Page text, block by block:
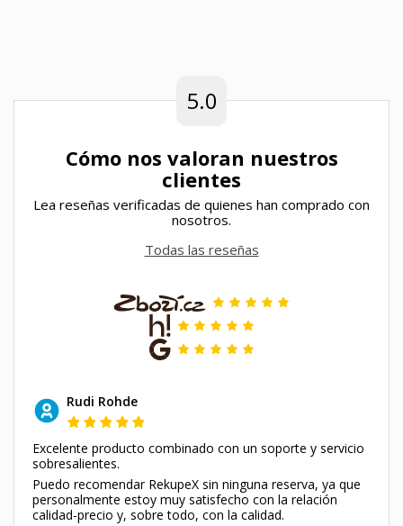
5.0
Cómo nos valoran nuestros
clientes
Lea reseñas verificadas de quienes han comprado con
nosotros.
Todas las reseñas
Rudi Rohde
Excelente producto combinado con un soporte y servicio
sobresalientes.
Puedo recomendar RekupeX sin ninguna reserva, ya que
personalmente estoy muy satisfecho con la relación
calidad-precio y, sobre todo, con la calidad.